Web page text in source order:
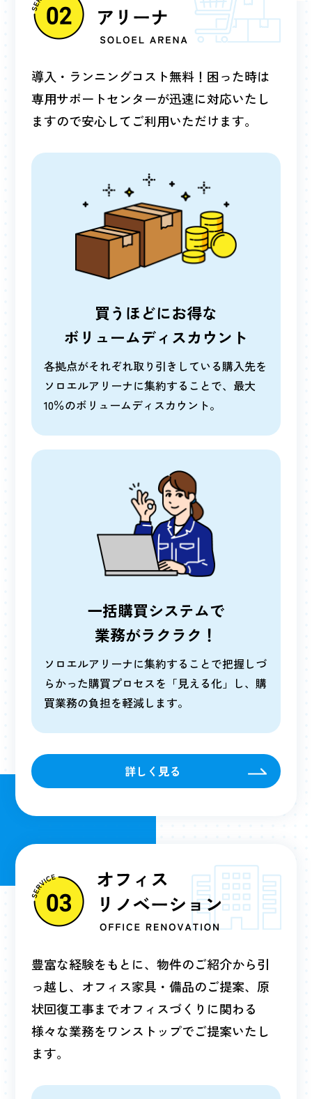
導入・ランニングコスト無料！困った時は
専用サポートセンターが迅速に対応いたし
ますので安心してご利用いただけます。
買うほどにお得な
ボリュームディスカウント
各拠点がそれぞれ取り引きしている購入先を
ソロエルアリーナに集約することで、最大
10％のボリュームディスカウント。
一括購買システムで
業務がラクラク！
ソロエルアリーナに集約することで把握しづ
らかった購買プロセスを「見える化」し、購
買業務の負担を軽減します。
詳しく見る
豊富な経験をもとに、物件のご紹介から引
っ越し、オフィス家具・備品のご提案、原
状回復工事までオフィスづくりに関わる
様々な業務をワンストップでご提案いたし
ます。